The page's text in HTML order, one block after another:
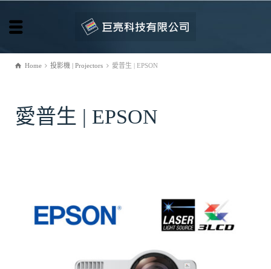
Home 投影機 | Projectors 愛普生 | EPSON
愛普生 | EPSON